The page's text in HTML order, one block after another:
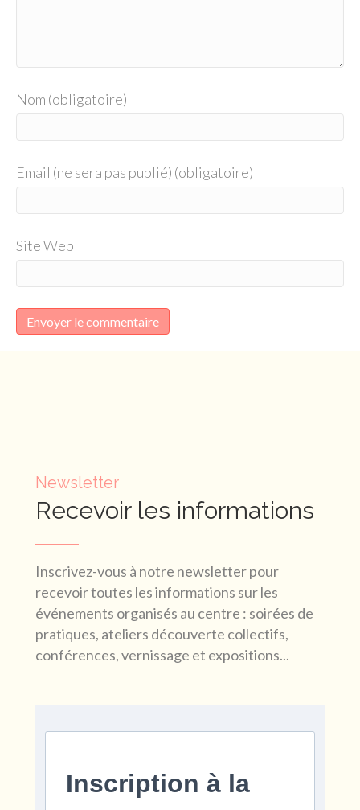
Nom (obligatoire)
Email (ne sera pas publié) (obligatoire)
Site Web
Newsletter
Recevoir les informations
Inscrivez-vous à notre newsletter pour
recevoir toutes les informations sur les
événements organisés au centre : soirées de
pratiques, ateliers découverte collectifs,
conférences, vernissage et expositions...
Inscription à la